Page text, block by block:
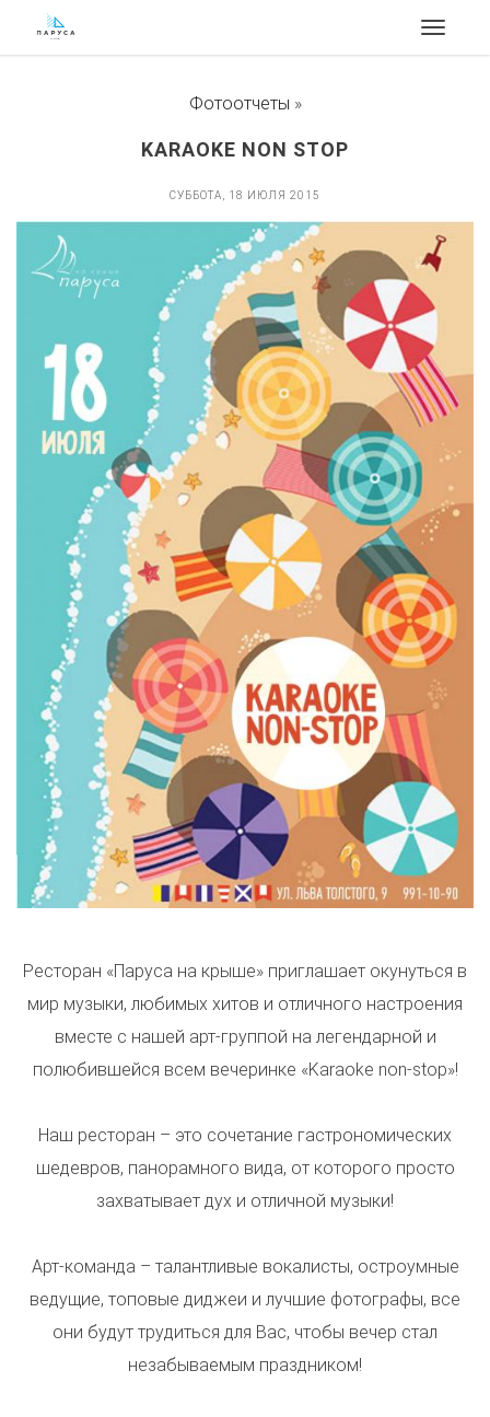
Toggle
Фотоотчеты »
KARAOKE NON STOP
СУББОТА, 18 ИЮЛЯ 2015
Ресторан «Паруса на крыше» приглашает окунуться в
мир музыки, любимых хитов и отличного настроения
вместе с нашей арт-группой на легендарной и
полюбившейся всем вечеринке «Karaoke non-stop»!
Наш ресторан – это сочетание гастрономических
шедевров, панорамного вида, от которого просто
захватывает дух и отличной музыки!
Арт-команда – талантливые вокалисты, остроумные
ведущие, топовые диджеи и лучшие фотографы, все
они будут трудиться для Вас, чтобы вечер стал
незабываемым праздником!